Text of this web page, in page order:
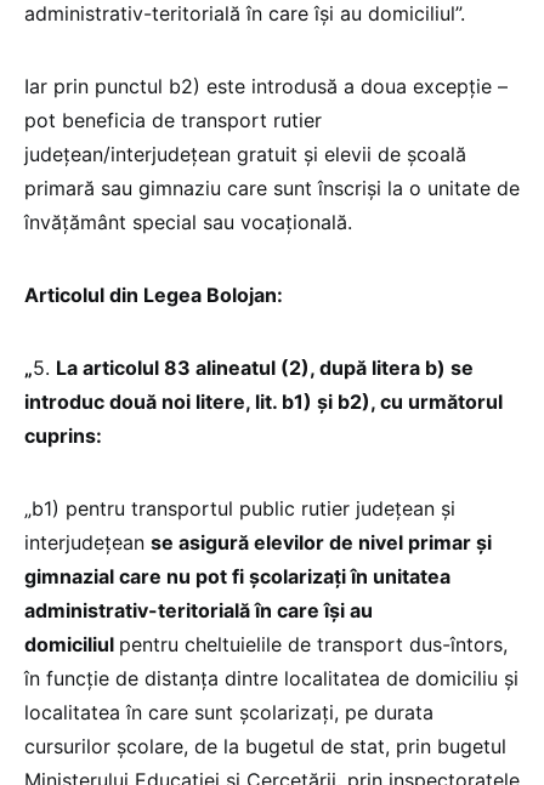
administrativ-teritorială în care își au domiciliul”.
Iar prin punctul b2) este introdusă a doua excepție –
pot beneficia de transport rutier
județean/interjudețean gratuit și elevii de școală
primară sau gimnaziu care sunt înscriși la o unitate de
învățământ special sau vocațională.
Articolul din Legea Bolojan:
„5. La articolul 83 alineatul (2), după litera b) se
introduc două noi litere, lit. b1) și b2), cu următorul
cuprins:
„b1) pentru transportul public rutier județean și
interjudețean se asigură elevilor de nivel primar și
gimnazial care nu pot fi școlarizați în unitatea
administrativ-teritorială în care își au
domiciliul pentru cheltuielile de transport dus-întors,
în funcție de distanța dintre localitatea de domiciliu și
localitatea în care sunt școlarizați, pe durata
cursurilor școlare, de la bugetul de stat, prin bugetul
Ministerului Educației și Cercetării, prin inspectoratele